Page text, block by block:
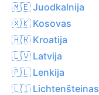
🇲🇪 Juodkalnija
🇽🇰 Kosovas
🇭🇷 Kroatija
🇱🇻 Latvija
🇵🇱 Lenkija
🇱🇮 Lichtenšteinas